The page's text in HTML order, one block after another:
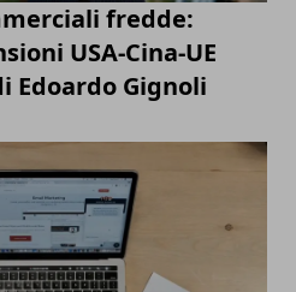
fredde:
USA-Cina-UE
Edoardo Gignoli